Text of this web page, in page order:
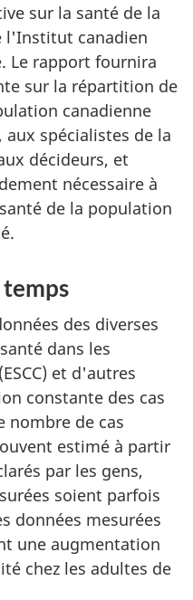
sur la santé de la
l'Institut canadien
Le rapport fournira
sur la répartition de
canadienne
spécialistes de la
décideurs, et
nécessaire à
de la population
temps
des diverses
dans les
et d'autres
constante des cas
nombre de cas
estimé à partir
par les gens,
soient parfois
données mesurées
une augmentation
chez les adultes de